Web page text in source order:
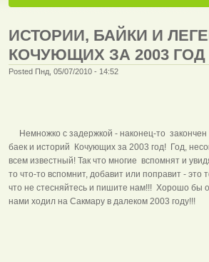
ИСТОРИИ, БАЙКИ И
КОЧУЮЩИХ ЗА 2003 ГОД
Posted Пнд, 05/07/2010 - 14:52
Немножко с задержкой - наконец-то
баек и историй Кочующих за 2003 год! Год,
всем известный! Так что многие вспомнят и
то что-то вспомнит, добавит или поправит - это
что не стесняйтесь и пишите нам!!! Хорошо бы
нами ходил на Сакмару в далеком 2003 году!!!